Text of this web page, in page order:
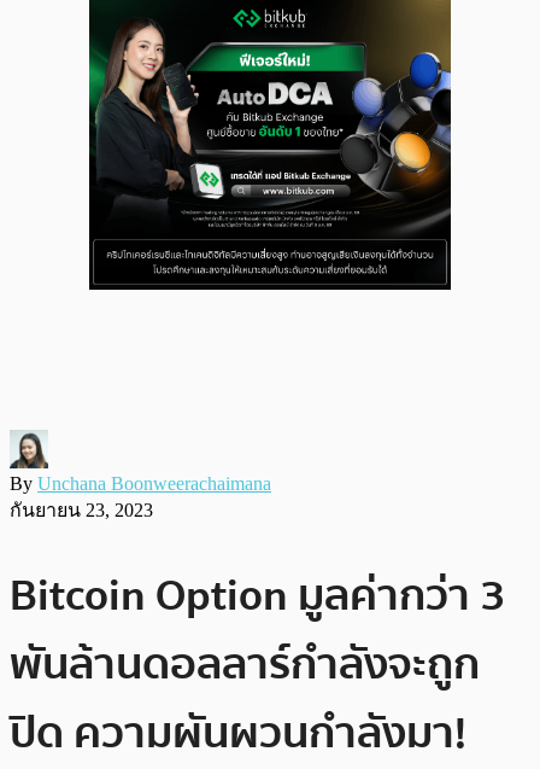
By Unchana Boonweerachaimana
กันยายน 23, 2023
Bitcoin Option มูลค่ากว่า 3
พันล้านดอลลาร์กำลังจะถูก
ปิด ความผันผวนกำลังมา!